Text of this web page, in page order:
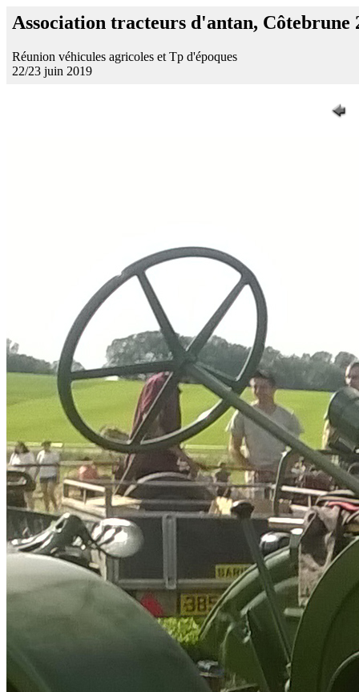
Association tracteurs d'antan, Côtebrune
Réunion véhicules agricoles et Tp d'époques
22/23 juin 2019